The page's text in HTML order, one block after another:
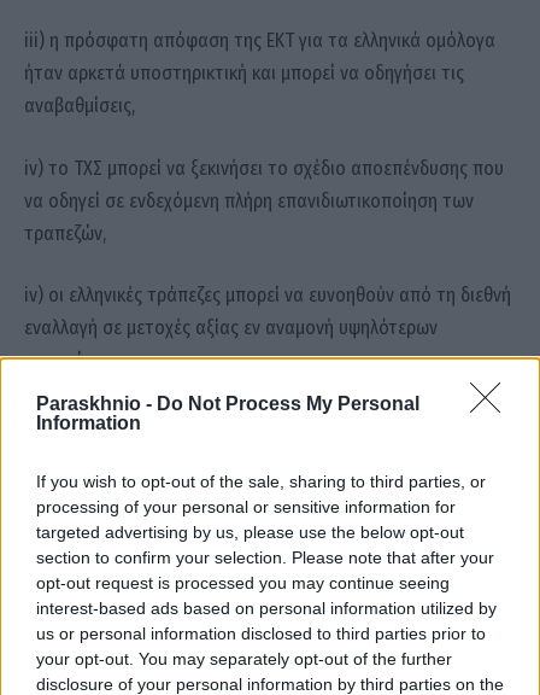
Paraskhnio - Do Not Process My Personal
Information
If you wish to opt-out of the sale, sharing to third parties, or
processing of your personal or sensitive information for
targeted advertising by us, please use the below opt-out
section to confirm your selection. Please note that after your
opt-out request is processed you may continue seeing
interest-based ads based on personal information utilized by
us or personal information disclosed to third parties prior to
your opt-out. You may separately opt-out of the further
disclosure of your personal information by third parties on the
iii) η πρόσφατη απόφαση της ΕΚΤ για τα ελληνικά ομόλογα
ήταν αρκετά υποστηρικτική και μπορεί να οδηγήσει τις
αναβαθμίσεις,
iv) το ΤΧΣ μπορεί να ξεκινήσει το σχέδιο αποεπένδυσης που
να οδηγεί σε ενδεχόμενη πλήρη επανιδιωτικοποίηση των
τραπεζών,
iv) οι ελληνικές τράπεζες μπορεί να ευνοηθούν από τη διεθνή
εναλλαγή σε μετοχές αξίας εν αναμονή υψηλότερων
επιτοκίων.
Βελτίωση των αποτιμήσεων
Σύμφωνα με τη Eurobank Equities, οι αποτιμήσεις θα
κινηθούν υψηλότερα – οι ελληνικές τράπεζες
διαπραγματεύονται με 0,5x σε όρους P/TBV το 2022, με
discount 15% σε σχέση με τον κλάδο της περιφέρειας της ΕΕ.
Το σχετικό discount έχει μειωθεί σημαντικά σε σχέση με το
πρόσφατο παρελθόν, κυρίως ως αποτέλεσμα της